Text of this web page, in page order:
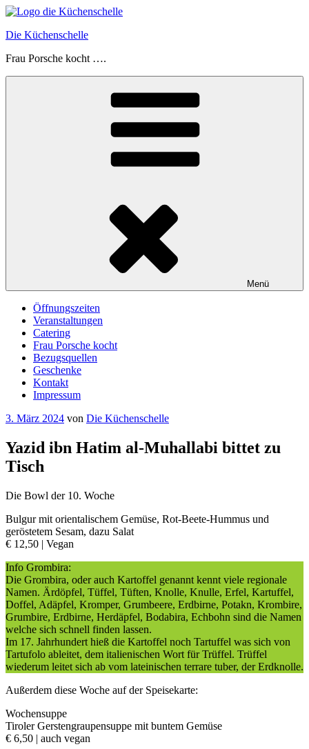
Zum
springen
Die Küchenschelle
Frau Porsche kocht ….
Menü
Öffnungszeiten
Veranstaltungen
Catering
Frau Porsche kocht
Bezugsquellen
Geschenke
Kontakt
Impressum
Veröffentlicht
3. März 2024 von Die Küchenschelle
Yazid ibn Hatim al-Muhallabi bittet zu
Tisch
Die Bowl der 10. Woche
Bulgur mit orientalischem Gemüse, Rot-Beete-Hummus und
geröstetem Sesam, dazu Salat
€ 12,50 | Vegan
Info Grombira:
Die Grombira, oder auch Kartoffel genannt kennt viele regionale
Namen. Ärdöpfel, Tüffel, Tüften, Knolle, Knulle, Erfel, Kartuffel,
Doffel, Adäpfel, Kromper, Grumbeere, Erdbirne, Potakn, Krombire,
Grumbire, Erdbirne, Herdäpfel, Bodabira, Echbohn sind die Namen
welche sich schnell finden lassen.
Im 17. Jahrhundert hieß die Kartoffel noch Tartuffel was sich von
Tartufolo ableitet, dem italienischen Wort für Trüffel. Trüffel
wiederum leitet sich ab vom lateinischen terrare tuber, der Erdknolle.
Außerdem diese Woche auf der Speisekarte:
Wochensuppe
Tiroler Gerstengraupensuppe mit buntem Gemüse
€ 6,50 | auch vegan